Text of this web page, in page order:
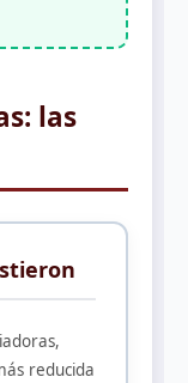
las
reducida